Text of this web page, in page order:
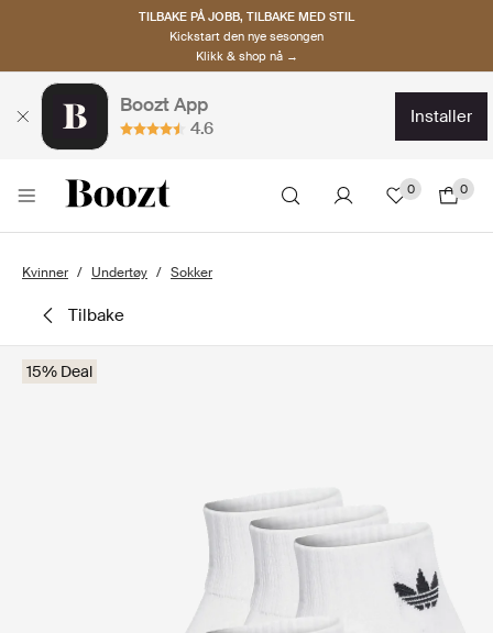
TILBAKE PÅ JOBB, TILBAKE MED STIL
Kickstart den nye sesongen
Klikk & shop nå →
Boozt App
4.6
installer
0 0
Kvinner Undertøy Sokker
tilbake
15% Deal